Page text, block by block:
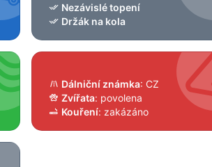
Nezávislé topení
Držák na kola
Dálniční známka: CZ
Zvířata: povolena
Kouření: zakázáno